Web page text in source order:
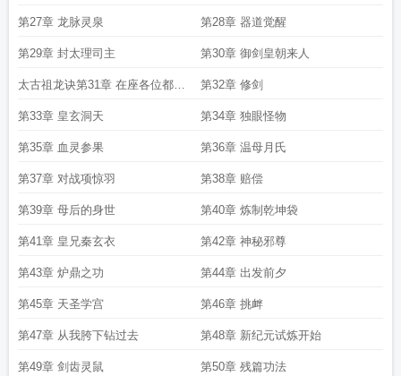
第27章 龙脉灵泉 第28章 器道觉醒
第29章 封太理司主 第30章 御剑皇朝来人
太古祖龙诀第31章 在座各位都是
垃圾
第32章 修剑
第33章 皇玄洞天 第34章 独眼怪物
第35章 血灵参果 第36章 温母月氏
第37章 对战项惊羽 第38章 赔偿
第39章 母后的身世 第40章 炼制乾坤袋
第41章 皇兄秦玄衣 第42章 神秘邪尊
第43章 炉鼎之功 第44章 出发前夕
第45章 天圣学宫 第46章 挑衅
第47章 从我胯下钻过去 第48章 新纪元试炼开始
第49章 剑齿灵鼠 第50章 残篇功法